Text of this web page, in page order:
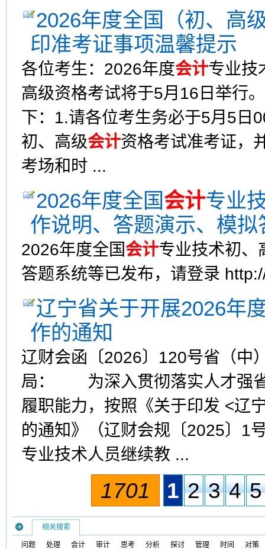
2026年度全国（初、高
印准考证事项温馨提示
各位考生：2026年度会计专业技
高级资格考试将于5月16日举行
下：1.请各位考生务必于5月5日
初、高级会计资格考试准考证，
考场和时 ...
2026年度全国会计专业
作说明、答题演示、模
2026年度全国 会计专业技术初、
答题系统等已发布，请登录
辽宁省关于开展2026年
作的通知
辽财会函〔2026〕120号省（中
局： 为深入贯彻落实人才强
履职能力，按照《关于印发 <辽
的通知》（辽财会规〔2025〕1
专业技术人员继续教 ...
1701 1 2 3 4 5
相关搜索
问题 处理 会计 审计 思考 分析 探讨 管理 时间 对策